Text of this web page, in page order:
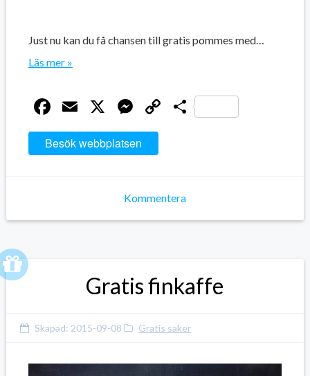
Just nu kan du få chansen till gratis pommes med…
Läs mer »
Facebook
Email
X Messenger
CopyDela
Besök webbplatsen
Kommentera
Gratis finkaffe
Skapad: 2015-09-08 Gratis saker